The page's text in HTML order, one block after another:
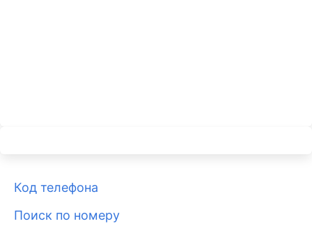
Код телефона
Поиск по номеру